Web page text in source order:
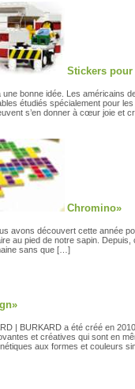
Stickers pour
bonne idée. Les américains
étudiés spécialement pour
s’en donner à cœur joie et
Chromino»
avons découvert cette année
au pied de notre sapin.
sans que […]
| BURKARD a été créé en
et créatives qui sont en
aux formes et couleurs